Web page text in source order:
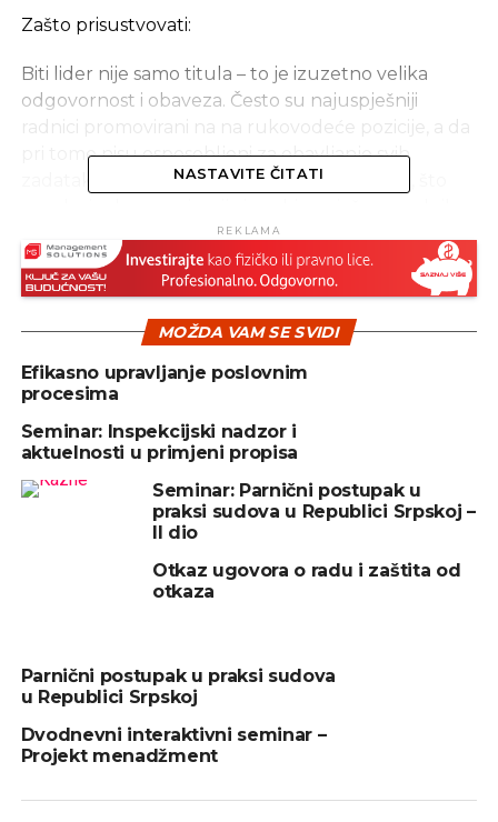
Zašto prisustvovati:
Biti lider nije samo titula – to je izuzetno velika
odgovornost i obaveza. Često su najuspješniji
radnici promovirani na na rukovodeće pozicije, a da
pri tome nisu osposobljeni za obavljanje svih
zadataka koje ta odgovornost sa sobom nosi, što
a ne dobije ni dobrog šefa, a kamoli lidera koji će
motivisati i voditi druge. Ovaj
treningomogućava sticanje vještina neophodnih
svakome ko želi biti efektivan lider uspješnog tima.
Sadržaj:
REKLAMA
Na ovom treningu naučićete i saznati: koje su to
timskog rada i koje uloge postoje u timu, kako
voditi uspješan tim, kako prepoznati potrebe,
faktore i metode koje ih motiviraju, kako
efikasno koristiti tehnike motivacionog feedbacka-a
članovima tima, prepoznati obrasce kvalitetne
NASTAVITE ČITATI
REKLAMA
MOŽDA VAM SE SVIDI
Efikasno upravljanje poslovnim
procesima
Seminar: Inspekcijski nadzor i
aktuelnosti u primjeni propisa
Seminar: Parnični postupak u
praksi sudova u Republici Srpskoj –
II dio
Otkaz ugovora o radu i zaštita od
Dvodnevni interaktivni seminar –
Projekt menadžment
SEMINARI I OBUKE